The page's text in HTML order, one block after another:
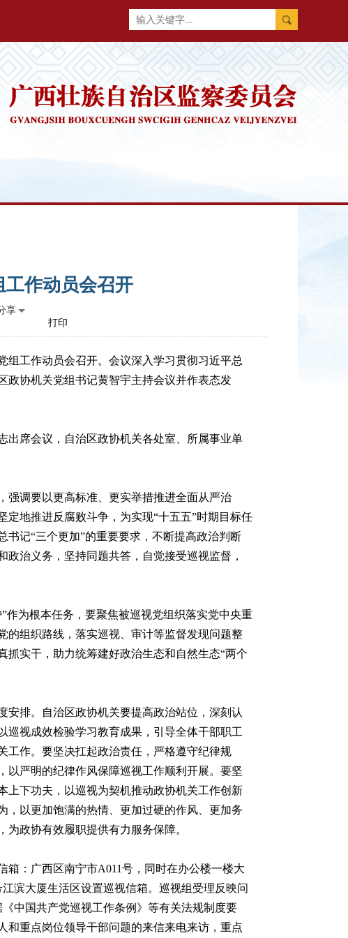
工作动员会召开
享
打印
工作动员会召开。会议深入学习贯彻习近平总
政协机关党组书记黄智宇主持会议并作表态发
出席会议，自治区政协机关各处室、所属事业单
强调要以更高标准、更实举措推进全面从严治
地推进反腐败斗争，为实现“十五五”时期目标任
记“三个更加”的重要要求，不断提高政治判断
治义务，坚持同题共答，自觉接受巡视监督，
作为根本任务，要聚焦被巡视党组织落实党中央重
的组织路线，落实巡视、审计等监督发现问题整
实干，助力统筹建好政治生态和自然生态“两个
排。自治区政协机关要提高政治站位，深刻认
巡视成效检验学习教育成果，引导全体干部职工
工作。要坚决扛起政治责任，严格遵守纪律规
以严明的纪律作风保障巡视工作顺利开展。要坚
上下功夫，以巡视为契机推动政协机关工作创新
，以更加饱满的热情、更加过硬的作风、更加务
政协有效履职提供有力服务保障。
箱：广西区南宁市A011号，同时在办公楼一楼大
滨大厦生活区设置巡视信箱。巡视组受理反映问
中国共产党巡视工作条例》等有关法规制度要
和重点岗位领导干部问题的来信来电来访，重点